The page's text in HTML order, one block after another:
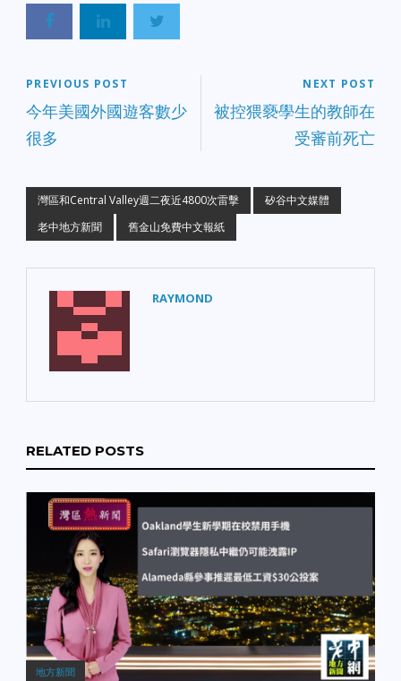
PREVIOUS POST
今年美國外國遊客數少
很多
NEXT POST
被控猥褻學生的教師在
受審前死亡
灣區和Central Valley週二夜近4800次雷擊
矽谷中文媒體
老中地方新聞
舊金山免費中文報紙
RAYMOND
RELATED POSTS
地方新聞